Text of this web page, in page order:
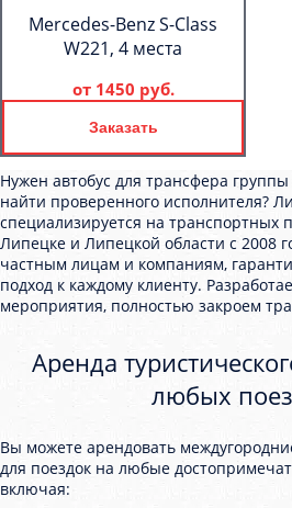
Mercedes-Benz S-Class
W221, 4 места
от 1450 руб.
Заказать
Нужен автобус для трансфера
найти проверенного исполнителя?
специализируется на транспортных
Липецке и Липецкой области с 2008
частным лицам и компаниям,
подход к каждому клиенту.
мероприятия, полностью закроем
Аренда
любых
Вы можете арендовать
для поездок на любые
включая: